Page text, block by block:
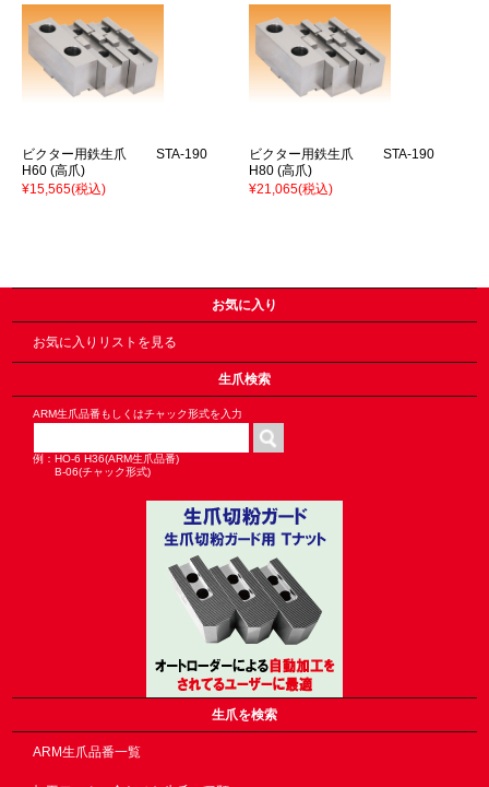
ビクター用鉄生爪 STA-190
H60 (高爪)
¥15,565(税込)
ビクター用鉄生爪 STA-190
H80 (高爪)
¥21,065(税込)
お気に入り
お気に入りリストを見る
生爪検索
ARM生爪品番もしくはチャック形式を入力
例：HO-6 H36(ARM生爪品番)
B-06(チャック形式)
生爪を検索
ARM生爪品番一覧